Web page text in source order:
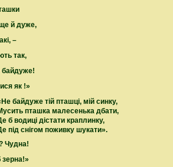
й дуже,
–
так,
байдуже!
як !»
байдуже тій пташці, мій синку,
пташка малесенька дбати,
б водиці дістати краплинку,
під снігом поживку шукати».
Чудна!